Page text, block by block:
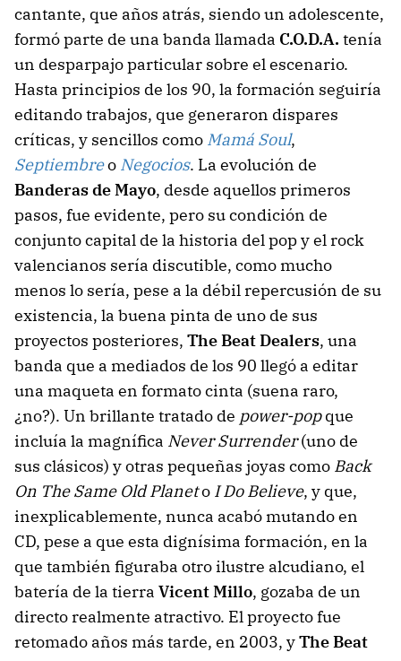
cantante, que años atrás, siendo un adolescente,
formó parte de una banda llamada C.O.D.A. tenía
un desparpajo particular sobre el escenario.
Hasta principios de los 90, la formación seguiría
editando trabajos, que generaron dispares
críticas, y sencillos como Mamá Soul,
Septiembreo Negocios. La evolución de
Banderas de Mayo, desde aquellos primeros
pasos, fue evidente, pero su condición de
conjunto capital de la historia del pop y el rock
valencianos sería discutible, como mucho
menos lo sería, pese a la débil repercusión de su
existencia, la buena pinta de uno de sus
proyectos posteriores, The Beat Dealers, una
banda que a mediados de los 90 llegó a editar
una maqueta en formato cinta (suena raro,
¿no?). Un brillante tratado de power-popque
incluía la magnífica Never Surrender(uno de
sus clásicos) y otras pequeñas joyas como Back
On The Same Old Planeto I Do Believe, y que,
inexplicablemente, nunca acabó mutando en
CD, pese a que esta dignísima formación, en la
que también figuraba otro ilustre alcudiano, el
batería de la tierra Vicent Millo, gozaba de un
directo realmente atractivo. El proyecto fue
retomado años más tarde, en 2003, yThe Beat